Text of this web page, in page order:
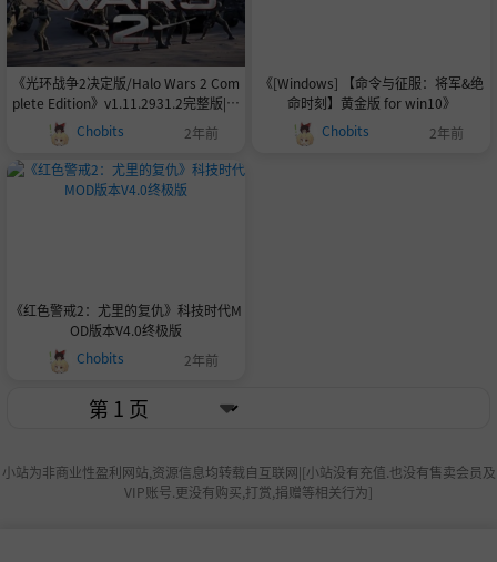
《光环战争2决定版/Halo Wars 2 Com
plete Edition》v1.11.2931.2完整版|整
合35DLC|官中繁体|容量48.5GB
Chobits 2年前
《[Windows] 【命令与征服：将军&绝
命时刻】黄金版 for win10》
Chobits
2年前
《红色警戒2：尤里的复仇》科技时代M
OD版本V4.0终极版
Chobits
2年前
小站为非商业性盈利网站,资源信息均转载自互联网|[小站没有充值.也没有售卖会员及
VIP账号.更没有购买,打赏,捐赠等相关行为]